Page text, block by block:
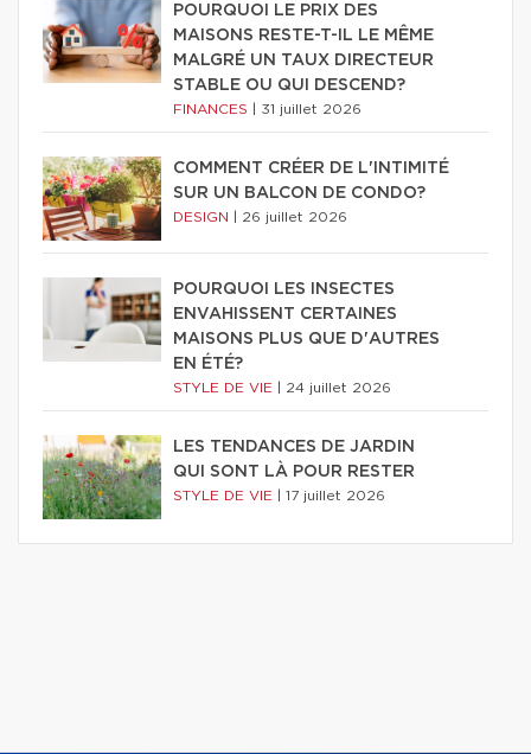
POURQUOI LE PRIX DES
MAISONS RESTE-T-IL LE MÊME
MALGRÉ UN TAUX DIRECTEUR
STABLE OU QUI DESCEND?
FINANCES 31 juillet 2026
COMMENT CRÉER DE L'INTIMITÉ
SUR UN BALCON DE CONDO?
DESIGN 26 juillet 2026
POURQUOI LES INSECTES
ENVAHISSENT CERTAINES
MAISONS PLUS QUE D'AUTRES
EN ÉTÉ?
STYLE DE VIE 24 juillet 2026
LES TENDANCES DE JARDIN
QUI SONT LÀ POUR RESTER
STYLE DE VIE 17 juillet 2026